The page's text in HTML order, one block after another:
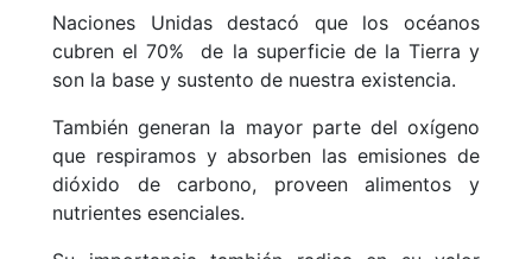
Naciones Unidas destacó que los océanos
cubren el 70% de la superficie de la Tierra y
son la base y sustento de nuestra existencia.
También generan la mayor parte del oxígeno
que respiramos y absorben las emisiones de
dióxido de carbono, proveen alimentos y
nutrientes esenciales.